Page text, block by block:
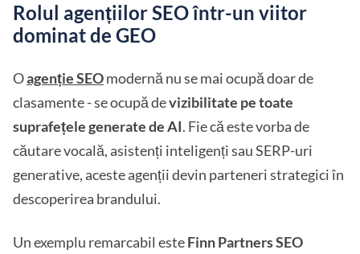
Rolul agențiilor SEO într-un viitor
dominat de GEO
Oagenție SEOmodernă nu se mai ocupă doar de
clasamente - se ocupă devizibilitate pe toate
suprafețele generate de AI. Fie că este vorba de
căutare vocală, asistenți inteligenți sau SERP-uri
generative, aceste agenții devin parteneri strategici în
descoperirea brandului.
Un exemplu remarcabil esteFinn Partners SEO